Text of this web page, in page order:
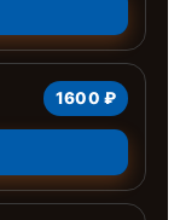
1600 ₽